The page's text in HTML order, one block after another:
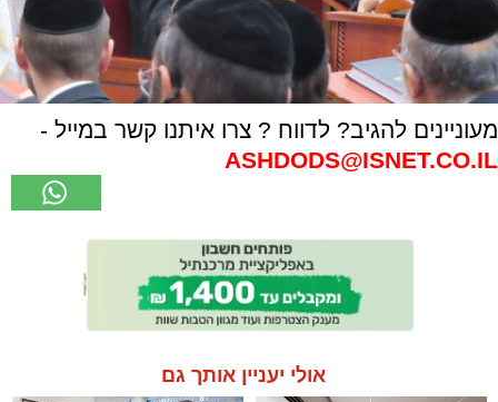
מעוניינים להגיב? לדווח ? צרו איתנו קשר במייל -
ASHDODS@ISNET.CO.IL
אולי יעניין אותך גם